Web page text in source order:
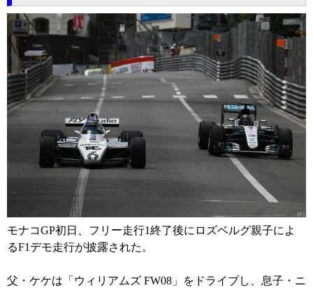
モナコGP初日、フリー走行1終了後にロズベルグ親子によ
るF1デモ走行が披露された。
父・ケケは「ウィリアムズ FW08」をドライブし、息子・ニ